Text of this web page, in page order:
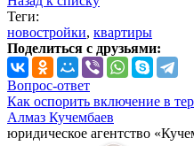
Теги:
новостройки, квартиры
Поделиться с друзьями:
Вопрос-ответ
Как оспорить включение в
Алмаз Кучембаев
юридическое агентство